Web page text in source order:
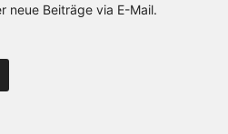
neue Beiträge via E-Mail.